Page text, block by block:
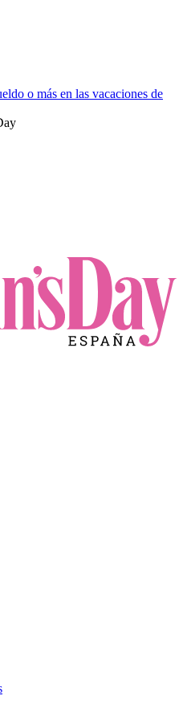
o más en las vacaciones de